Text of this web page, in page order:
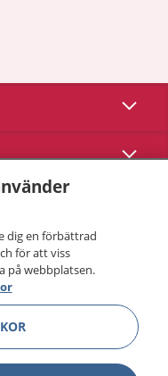
Visa
Visa
dig en förbättrad
för att viss
på webbplatsen.